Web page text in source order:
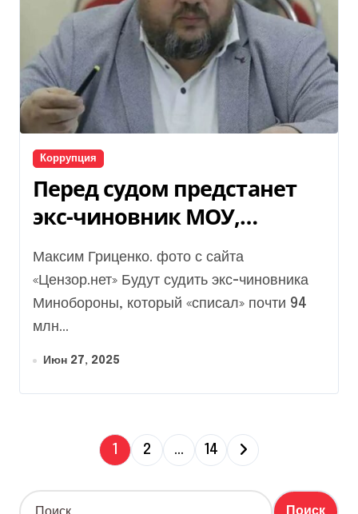
Коррупция
Перед судом предстанет
экс-чиновник МОУ,
который помог
Гринкевичам заработать
миллиард на армии
Максим Гриценко. фото с сайта
«Цензор.нет» Будут судить экс-чиновника
Минобороны, который «списал» почти 94
млн...
Июн 27, 2025
П
а
1 2 … 14
Н